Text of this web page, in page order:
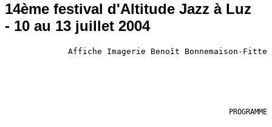
14ème festival d'Altitude Jazz à Luz
- 10 au 13 juillet 2004
Affiche Imagerie Benoît Bonnemaison-Fitte
PROGRAMME